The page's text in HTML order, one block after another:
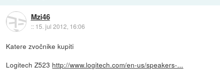
Mzi46
:: 15. jul 2012, 16:06
Katere zvočnike kupiti
Logitech Z523 http://www.logitech.com/en-us/speakers-...